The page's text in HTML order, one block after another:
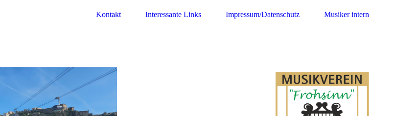
Kontakt Interessante Links Impressum/Datenschutz Musiker intern